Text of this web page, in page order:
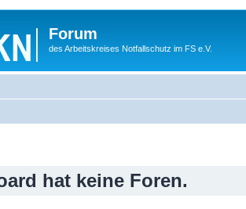
Forum
des Arbeitskreises Notfallschutz im FS e.V.
hat keine Foren.